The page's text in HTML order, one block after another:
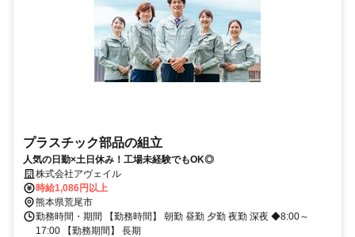
プラスチック部品の組立
人気の日勤×土日休み！工場未経験でもOK◎
株式会社アヴェイル
時給1,086円以上
熊本県荒尾市
勤務時間・期間 【勤務時間】 朝勤 昼勤 夕勤 夜勤 深夜 ◆8:00～
17:00 【勤務期間】 長期